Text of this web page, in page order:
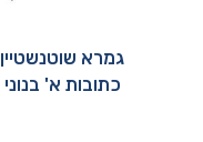
גמרא שוטנשטיין
כתובות א' בנוני